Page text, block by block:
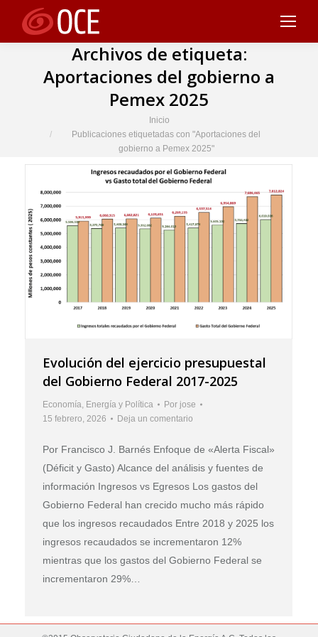
Archivos de etiqueta:
Aportaciones del gobierno a
Pemex 2025
Inicio
Publicaciones etiquetadas con "Aportaciones del
gobierno a Pemex 2025"
Evolución del ejercicio presupuestal
del Gobierno Federal 2017-2025
Economía, Energía y Política Por jose
15 febrero, 2026
Deja un comentario
Por Francisco J. Barnés Enfoque de «Alerta Fiscal»
(Déficit y Gasto) Alcance del análisis y fuentes de
información Ingresos vs Egresos Los gastos del
Gobierno Federal han crecido mucho más rápido
que los ingresos recaudados Entre 2018 y 2025 los
ingresos recaudados se incrementaron 12%
mientras que los gastos del Gobierno Federal se
incrementaron 29%…